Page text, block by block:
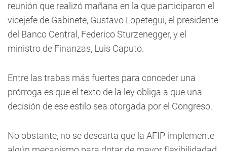
reunión que realizó mañana en la que participaron el
vicejefe de Gabinete, Gustavo Lopetegui, el presidente
del Banco Central, Federico Sturzenegger, y el
ministro de Finanzas, Luis Caputo.
Entre las trabas más fuertes para conceder una
prórroga es que el texto de la ley obliga a que una
decisión de ese estilo sea otorgada por el Congreso.
No obstante, no se descarta que la AFIP implemente